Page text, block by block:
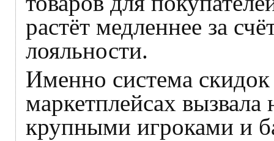
растёт медленнее за
лояльности.
Именно система
маркетплейсах
крупными игроками и